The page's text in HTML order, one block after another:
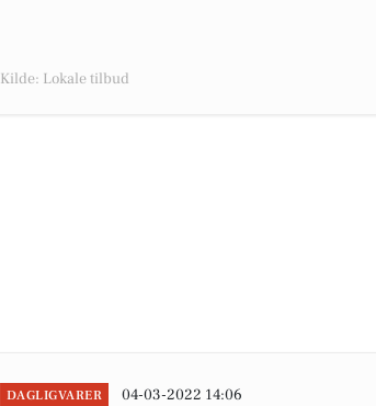
Kilde: Lokale tilbud
DAGLIGVARER 04-03-2022 14:06